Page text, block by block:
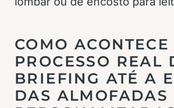
COMO ACONTECE
PROCESSO REAL
BRIEFING ATÉ A
DAS ALMOFADAS